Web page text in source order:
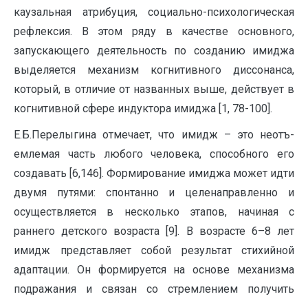
каузальная атрибуция, социально-психологическая
рефлексия. В этом ряду в качестве основного,
запускающего деятельность по созданию имиджа
выделяется механизм когнитивного диссонанса,
который, в отличие от названных выше, действует в
когнитивной сфере индуктора имиджа [1, 78-100].
Е.Б.Перелыгина отмечает, что имидж – это неотъ­
емлемая часть любого чело­века, способного его
создавать [6,146]. Формирование имиджа может идти
двумя путями: спонтанно и целенаправленно и
осуществляется в несколько этапов, начиная с
раннего детского возраста [9]. В возрасте 6–8 лет
имидж представляет собой результат стихийной
адаптации. Он формируется на основе механизма
подражания и связан со стремлением получить